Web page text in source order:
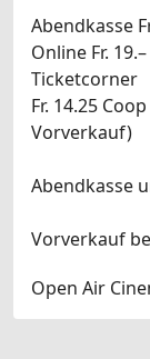
Abendkasse
Online Fr.
Ticketcorner
Fr. 14.25
Vorverkauf)
Abendkasse
Vorverkauf
Open Air